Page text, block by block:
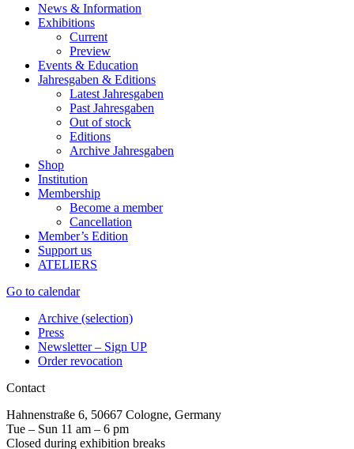
News & Information
Exhibitions
Current
Preview
Events & Education
Jahresgaben & Editions
Latest Jahresgaben
Past Jahresgaben
Out of stock
Editions
Archive Jahresgaben
Shop
Institution
Membership
Become a member
Cancellation
Member’s Edition
Support us
ATELIERS
Go to calendar
Archive (selection)
Press
Newsletter – Sign UP
Order revocation
Contact
Hahnenstraße 6, 50667 Cologne, Germany
Tue – Sun 11 am – 6 pm
Closed during exhibition breaks